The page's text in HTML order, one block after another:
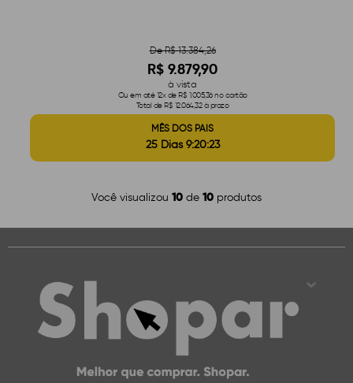
De R$ 13.384,26
R$ 9.879,90
à vista
Ou em até 12x de R$ 1.005,36 no cartão
Total de R$ 12.064,32 à prazo
MÊS DOS PAIS
25 Dias 9:20:22
Você visualizou 10 de 10 produtos